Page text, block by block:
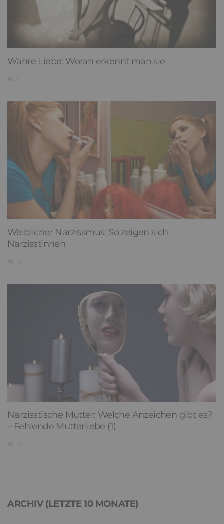
Wahre Liebe: Woran erkennt man sie
Weiblicher Narzissmus: So zeigen sich
Narzisstinnen
Narzisstische Mutter: Welche Anzeichen gibt es?
– Fehlende Mutterliebe (1)
ARCHIV (LETZTE 10 MONATE)